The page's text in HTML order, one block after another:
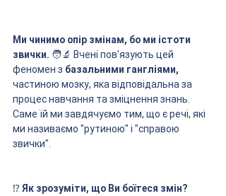
Ми чинимо опір змінам, бо ми істоти
звички. 🧑‍🔬 Вчені пов'язують цей
феномен з базальними гангліями,
частиною мозку, яка відповідальна за
процес навчання та зміцнення знань.
Саме їй ми завдячуємо тим, що є речі, які
ми називаємо "рутиною" і "справою
звички".
⁉️ Як зрозуміти, що Ви боїтеся змін?